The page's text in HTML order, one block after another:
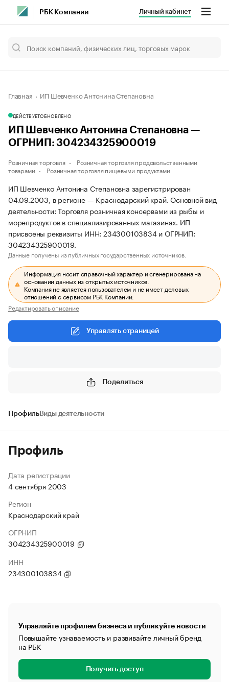
РБК Компании Личный кабинет
Главная ИП Шевченко Антонина Степановна
ДЕЙСТВУЕТОБНОВЛЕНО
ИП Шевченко Антонина Степановна —
ОГРНИП: 304234325900019
Розничная торговля
Розничная торговля продовольственными
товарами
Розничная торговля пищевыми продуктами
ИП Шевченко Антонина Степановна зарегистрирован
04.09.2003, в регионе — Краснодарский край. Основной вид
деятельности: Торговля розничная консервами из рыбы и
морепродуктов в специализированных магазинах. ИП
присвоены реквизиты ИНН: 234300103834 и ОГРНИП:
304234325900019.
Данные получены из публичных государственных источников.
Информация носит справочный характер и сгенерирована на
основании данных из открытых источников.
Компания не является пользователем и не имеет деловых
отношений с сервисом РБК Компании.
Редактировать описание
Управлять страницей
Поделиться
ПрофильВиды деятельности
Профиль
Дата регистрации
4 сентября 2003
Регион
Краснодарский край
ОГРНИП
304234325900019
ИНН
234300103834
Управляйте профилем бизнеса и публикуйте новости
Повышайте узнаваемость и развивайте личный бренд
на РБК
Получить доступ